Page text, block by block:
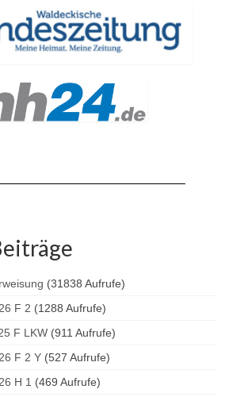
KdoW
B18
Übergabe StLF und HAB
Fahrzeuge
2016
2017
(31838 Aufrufe)
F 2 (1288 Aufrufe)
F LKW (911 Aufrufe)
F 2 Y (527 Aufrufe)
H 1 (469 Aufrufe)